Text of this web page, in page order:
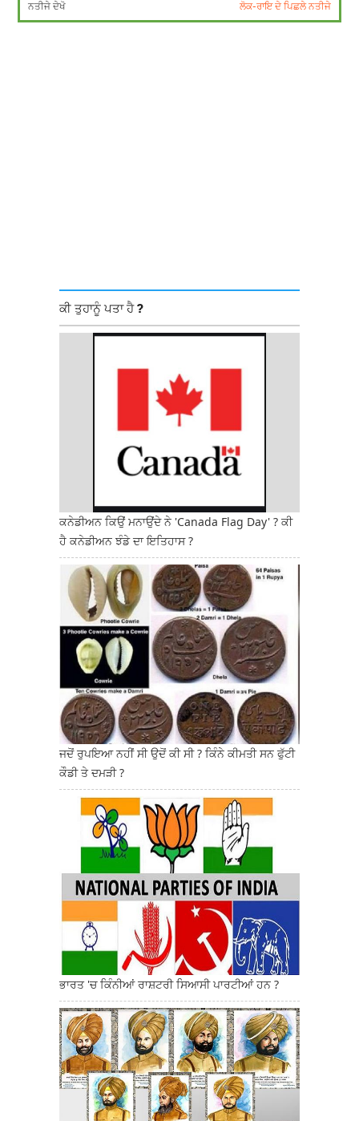
ਨਤੀਜੇ ਦੇਖੋ ਲੋਕ-ਰਾਇ ਦੇ ਪਿਛਲੇ ਨਤੀਜੇ
ਕੀ ਤੁਹਾਨੂੰ ਪਤਾ ਹੈ ?
ਕਨੇਡੀਅਨ ਕਿਉਂ ਮਨਾਉਂਦੇ ਨੇ 'Canada Flag Day' ? ਕੀ
ਹੈ ਕਨੇਡੀਅਨ ਝੰਡੇ ਦਾ ਇਤਿਹਾਸ ?
ਜਦੋਂ ਰੁਪਇਆ ਨਹੀਂ ਸੀ ਉਦੋਂ ਕੀ ਸੀ ? ਕਿੰਨੇ ਕੀਮਤੀ ਸਨ ਫੁੱਟੀ
ਕੌਡੀ ਤੇ ਦਮੜੀ ?
ਭਾਰਤ 'ਚ ਕਿੰਨੀਆਂ ਰਾਸ਼ਟਰੀ ਸਿਆਸੀ ਪਾਰਟੀਆਂ ਹਨ ?